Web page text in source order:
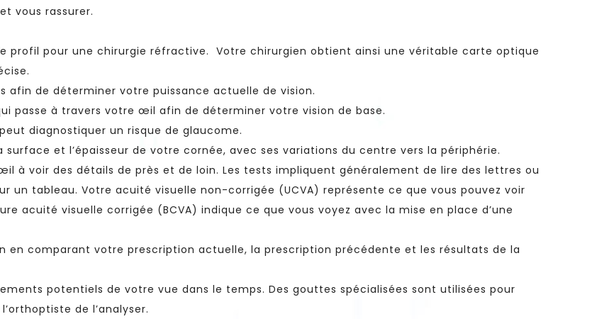
vous rassurer.
profil pour une chirurgie réfractive. Votre chirurgien obtient ainsi une véritable carte optique
afin de déterminer votre puissance actuelle de vision.
passe à travers votre œil afin de déterminer votre vision de base.
diagnostiquer un risque de glaucome.
et l’épaisseur de votre cornée, avec ses variations du centre vers la périphérie.
à voir des détails de près et de loin. Les tests impliquent généralement de lire des lettres ou
un tableau. Votre acuité visuelle non-corrigée (UCVA) représente ce que vous pouvez voir
acuité visuelle corrigée (BCVA) indique ce que vous voyez avec la mise en place d’une
en comparant votre prescription actuelle, la prescription précédente et les résultats de la
potentiels de votre vue dans le temps. Des gouttes spécialisées sont utilisées pour
de l’analyser.